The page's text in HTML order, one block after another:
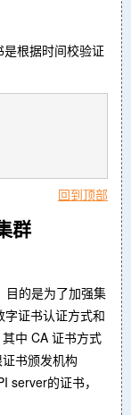
根据时间校验证
回到顶部
群
目的是为了加强集
证书认证方式和
中 CA 证书方式
书颁发机构
server的证书，